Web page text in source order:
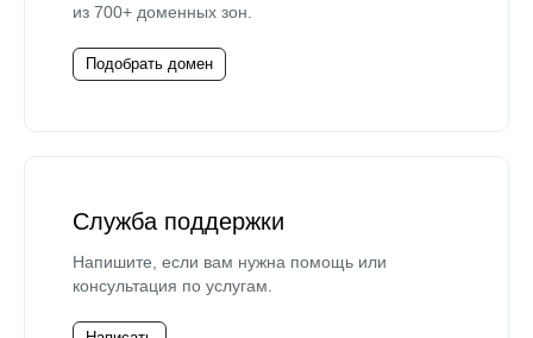
из 700+ доменных зон.
Подобрать домен
Служба поддержки
Напишите, если вам нужна помощь или
консультация по услугам.